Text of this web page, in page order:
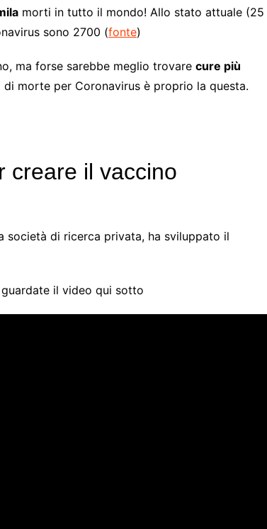
morti in tutto il mondo! Allo stato attuale (25
sono 2700 (fonte)
ma forse sarebbe meglio trovare cure più
di morte per Coronavirus è proprio la questa.
creare il vaccino
società di ricerca privata, ha sviluppato il
il video qui sotto